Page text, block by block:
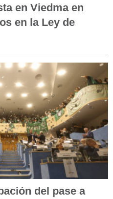
en Viedma en
en la Ley de
del pase a